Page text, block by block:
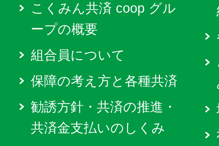
こくみん共済 coop グル
ープの概要
組合員について
保障の考え方と各種共済
勧誘方針・共済の推進・
共済金支払いのしくみ